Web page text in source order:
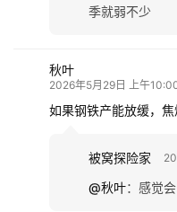
季就弱不少
秋叶
2026年5月29日 上午
如果钢铁产能放缓，
被窝探险家
@秋叶： 感觉